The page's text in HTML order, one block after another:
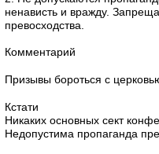
ненависть и вражду.
превосходства.
Комментарий
Призывы бороться с
Кстати
Никаких основных сект
Недопустима пропаганда